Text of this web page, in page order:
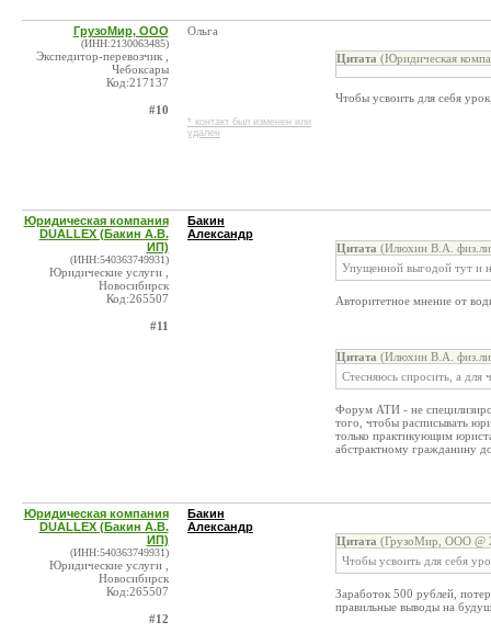
ГрузоМир, ООО
(ИНН:2130063485)
Экспедитор-перевозчик ,
Чебоксары
Код:217137
#10
Ольга
* контакт был изменен или
удален
Цитата (Юридическая
Чтобы усвоить для себя
Юридическая компания
DUALLEX (Бакин А.В.
ИП)
(ИНН:540363749931)
Юридические услуги ,
Новосибирск
Код:265507
#11
Бакин
Александр
Цитата (Илюхин В.А.
Упущенной выгодой тут и
Авторитетное мнение от
Цитата (Илюхин В.А.
Стесняюсь спросить, а для
Форум АТИ - не
того, чтобы расписывать
только практикующим
абстрактному гражданину
Юридическая компания
DUALLEX (Бакин А.В.
ИП)
(ИНН:540363749931)
Юридические услуги ,
Новосибирск
Код:265507
#12
Бакин
Александр
Цитата (ГрузоМир, ООО @
Чтобы усвоить для себя
Заработок 500 рублей,
правильные выводы на